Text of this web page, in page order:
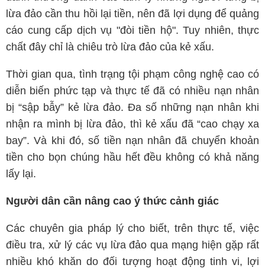
lừa đảo cần thu hồi lại tiền, nên đã lợi dụng để quảng
cáo cung cấp dịch vụ "đòi tiền hộ". Tuy nhiên, thực
chất đây chỉ là chiêu trò lừa đảo của kẻ xấu.
Thời gian qua, tình trạng tội phạm công nghệ cao có
diễn biến phức tạp và thực tế đã có nhiều nạn nhân
bị “sập bẫy” kẻ lừa đảo. Đa số những nạn nhân khi
nhận ra mình bị lừa đảo, thì kẻ xấu đã “cao chạy xa
bay”. Và khi đó, số tiền nạn nhân đã chuyển khoản
tiền cho bọn chúng hầu hết đều không có khả năng
lấy lại.
Người dân cần nâng cao ý thức cảnh giác
Các chuyên gia pháp lý cho biết, trên thực tế, việc
điều tra, xử lý các vụ lừa đảo qua mạng hiện gặp rất
nhiều khó khăn do đối tượng hoạt động tinh vi, lợi